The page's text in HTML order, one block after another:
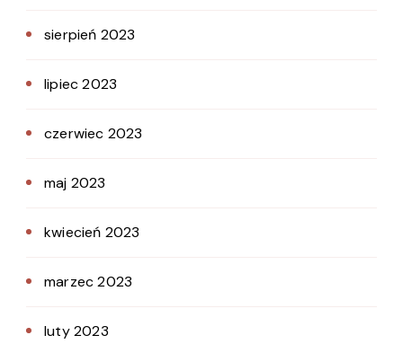
sierpień 2023
lipiec 2023
czerwiec 2023
maj 2023
kwiecień 2023
marzec 2023
luty 2023